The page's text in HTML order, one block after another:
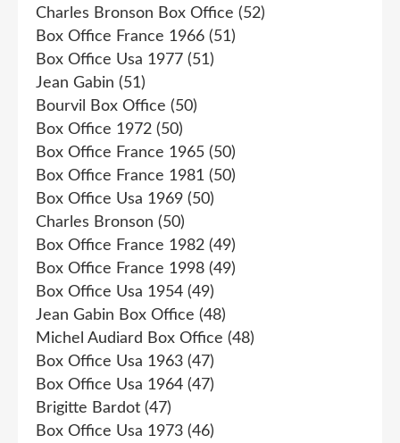
Charles Bronson Box Office (52)
Box Office France 1966 (51)
Box Office Usa 1977 (51)
Jean Gabin (51)
Bourvil Box Office (50)
Box Office 1972 (50)
Box Office France 1965 (50)
Box Office France 1981 (50)
Box Office Usa 1969 (50)
Charles Bronson (50)
Box Office France 1982 (49)
Box Office France 1998 (49)
Box Office Usa 1954 (49)
Jean Gabin Box Office (48)
Michel Audiard Box Office (48)
Box Office Usa 1963 (47)
Box Office Usa 1964 (47)
Brigitte Bardot (47)
Box Office Usa 1973 (46)